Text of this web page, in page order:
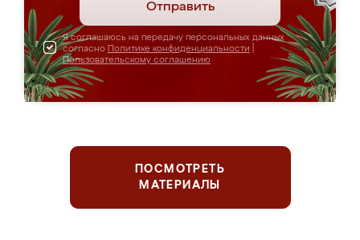
Отправить
Я соглашаюсь на передачу персональных данных
согласно Политике конфиденциальности
Пользовательскому соглашению
ПОСМОТРЕТЬ
МАТЕРИАЛЫ